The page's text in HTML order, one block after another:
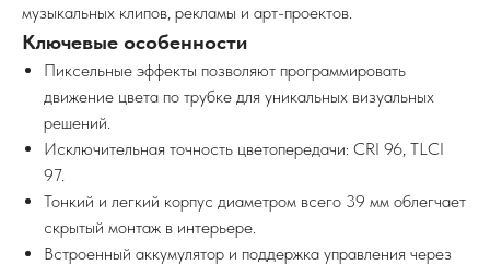
музыкальных клипов, рекламы и арт-проектов.
Ключевые особенности
Пиксельные эффекты позволяют программировать
движение цвета по трубке для уникальных визуальных
решений.
Исключительная точность цветопередачи: CRI 96, TLCI
97.
Тонкий и легкий корпус диаметром всего 39 мм облегчает
скрытый монтаж в интерьере.
Встроенный аккумулятор и поддержка управления через